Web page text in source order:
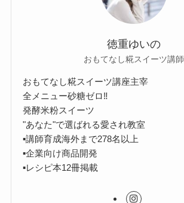
徳重ゆいの
おもてなし糀スイーツ講師
おもてなし糀スイーツ講座主宰
全メニュー砂糖ゼロ‼︎
発酵米粉スイーツ
"あなた"で選ばれる愛され教室
▪︎講師育成海外まで278名以上
▪︎企業向け商品開発
▪︎レシピ本12冊掲載